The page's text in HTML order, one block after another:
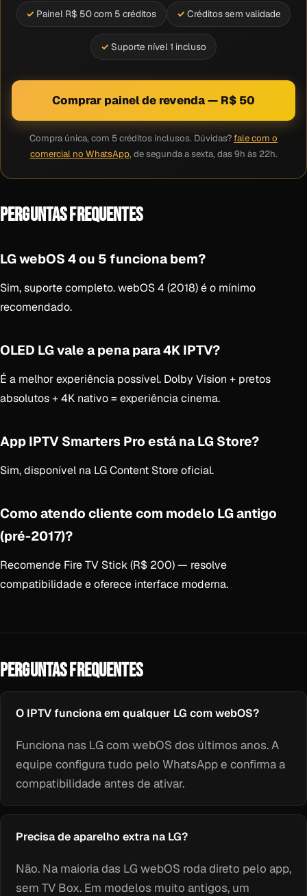
Painel R$ 50 com 5 créditos Créditos sem validade
Suporte nível 1 incluso
Comprar painel de revenda — R$ 50
Compra única, com 5 créditos inclusos. Dúvidas?fale com o
comercial no WhatsApp, de segunda a sexta, das 9h às 22h.
PERGUNTAS FREQUENTES
LG webOS 4 ou 5 funciona bem?
Sim, suporte completo. webOS 4 (2018) é o mínimo
recomendado.
OLED LG vale a pena para 4K IPTV?
É a melhor experiência possível. Dolby Vision + pretos
absolutos + 4K nativo = experiência cinema.
App IPTV Smarters Pro está na LG Store?
Sim, disponível na LG Content Store oficial.
Como atendo cliente com modelo LG antigo
(pré-2017)?
Recomende Fire TV Stick (R$ 200) — resolve
compatibilidade e oferece interface moderna.
PERGUNTAS FREQUENTES
O IPTV funciona em qualquer LG com webOS?
Funciona nas LG com webOS dos últimos anos. A
equipe configura tudo pelo WhatsApp e confirma a
compatibilidade antes de ativar.
Precisa de aparelho extra na LG?
Não. Na maioria das LG webOS roda direto pelo app,
sem TV Box. Em modelos muito antigos, um